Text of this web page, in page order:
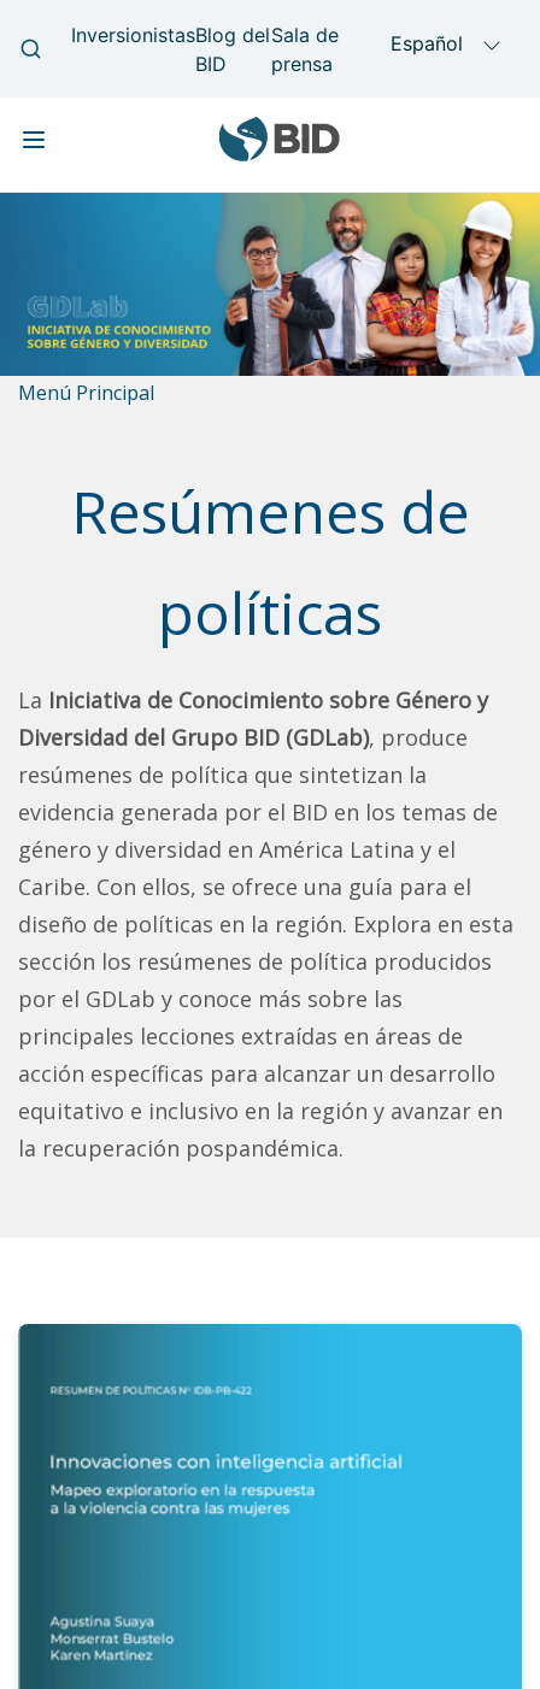
principal
Menú Principal
Resúmenes de
políticas
La Iniciativa de Conocimiento sobre Género y
Diversidad del Grupo BID (GDLab), produce
resúmenes de política que sintetizan la
evidencia generada por el BID en los temas de
género y diversidad en América Latina y el
Caribe. Con ellos, se ofrece una guía para el
diseño de políticas en la región. Explora en esta
sección los resúmenes de política producidos
por el GDLab y conoce más sobre las
principales lecciones extraídas en áreas de
acción específicas para alcanzar un desarrollo
equitativo e inclusivo en la región y avanzar en
la recuperación pospandémica.